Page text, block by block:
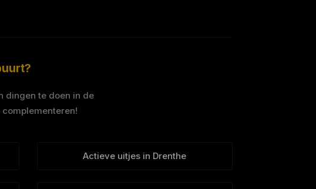
dingen te doen in de
complementeren!
Actieve uitjes in Drenthe